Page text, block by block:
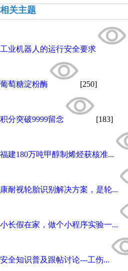
相关主题
工业机器人的运行安全要求
葡萄糖淀粉酶 [250]
积分突破9999留念 [183]
福建180万吨甲醇制烯烃获核准...
康耐视轮胎识别解决方案，是轮...
小长假在家，做个小程序实验一...
安全知识普及跟帖讨论---工伤...